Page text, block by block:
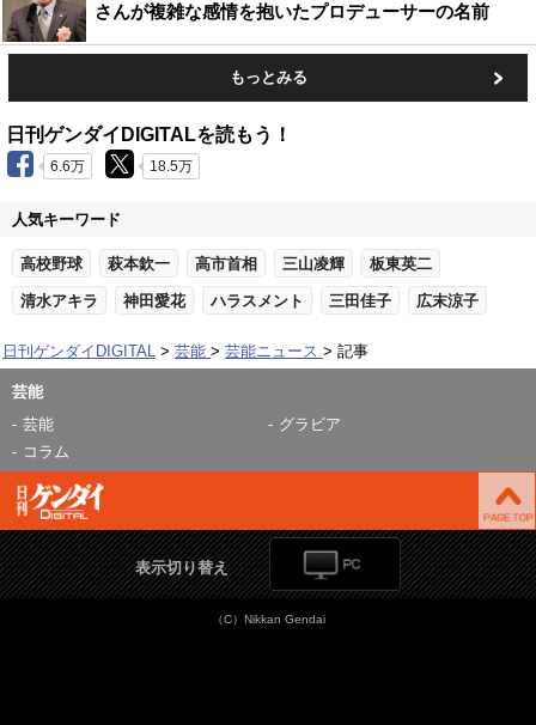
さんが複雑な感情を抱いたプロデューサーの名前
もっとみる
日刊ゲンダイDIGITALを読もう！
6.6万 18.5万
人気キーワード
高校野球 萩本欽一 高市首相 三山凌輝 板東英二
清水アキラ 神田愛花 ハラスメント 三田佳子 広末涼子
日刊ゲンダイDIGITAL 芸能 芸能ニュース 記事
芸能
芸能
グラビア
コラム
表示切り替え
（C）Nikkan Gendai